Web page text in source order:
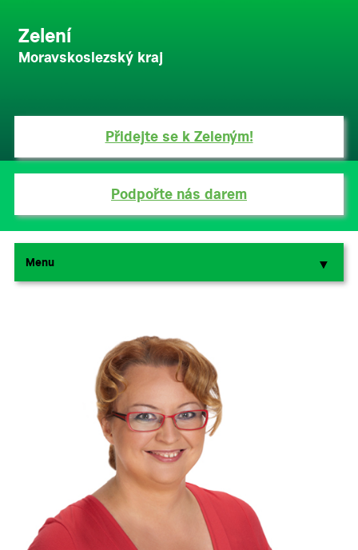
Zelení
Moravskoslezský kraj
Přidejte se k Zeleným!
Podpořte nás darem
Menu ▼
▼